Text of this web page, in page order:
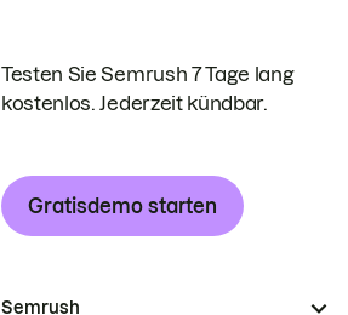
Testen Sie Semrush 7 Tage lang
kostenlos. Jederzeit kündbar.
Gratisdemo starten
Semrush